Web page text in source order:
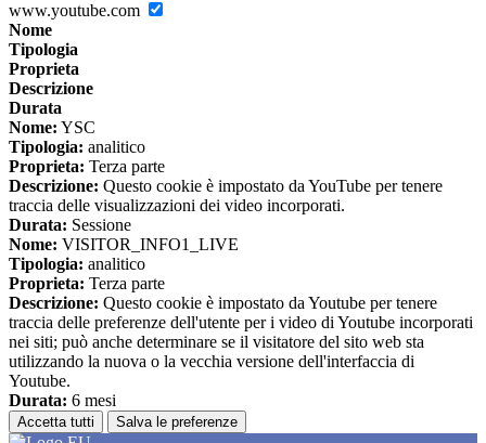
www.youtube.com
Nome
Tipologia
Proprieta
Descrizione
Durata
Nome: YSC
Tipologia: analitico
Proprieta: Terza parte
Descrizione: Questo cookie è impostato da YouTube per tenere
traccia delle visualizzazioni dei video incorporati.
Durata: Sessione
Nome: VISITOR_INFO1_LIVE
Tipologia: analitico
Proprieta: Terza parte
Descrizione: Questo cookie è impostato da Youtube per tenere
traccia delle preferenze dell'utente per i video di Youtube incorporati
nei siti; può anche determinare se il visitatore del sito web sta
utilizzando la nuova o la vecchia versione dell'interfaccia di
Youtube.
Durata: 6 mesi
Accetta tutti Salva le preferenze